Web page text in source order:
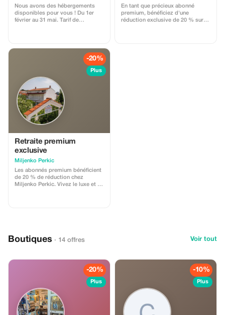
dureront pour toujours.
Nous avons des hébergements
disponibles pour vous ! Du 1er
février au 31 mai. Tarif de
En tant que précieux abonné
premium, bénéficiez d'une
réduction exclusive de 20 % sur
-20%
Plus
Retraite premium
exclusive
Miljenko Perkic
Les abonnés premium bénéficient
de 20 % de réduction chez
Miljenko Perkic. Vivez le luxe et la
Boutiques · 14 offres Voir tout
-20%
Plus
-10%
Plus